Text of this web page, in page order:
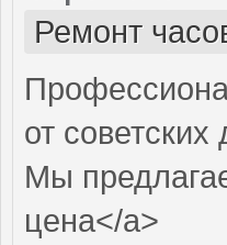
Ремонт
от
Мы
цена</a>